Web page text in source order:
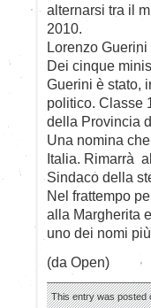
alternarsi tra il
2010.
Lorenzo
Dei cinque
Guerini è stato,
politico. Classe
della Provincia
Una nomina
Italia. Rimarrà
Sindaco della
Nel frattempo
alla Margherita
uno dei nomi
(da Open)
This entry was posted